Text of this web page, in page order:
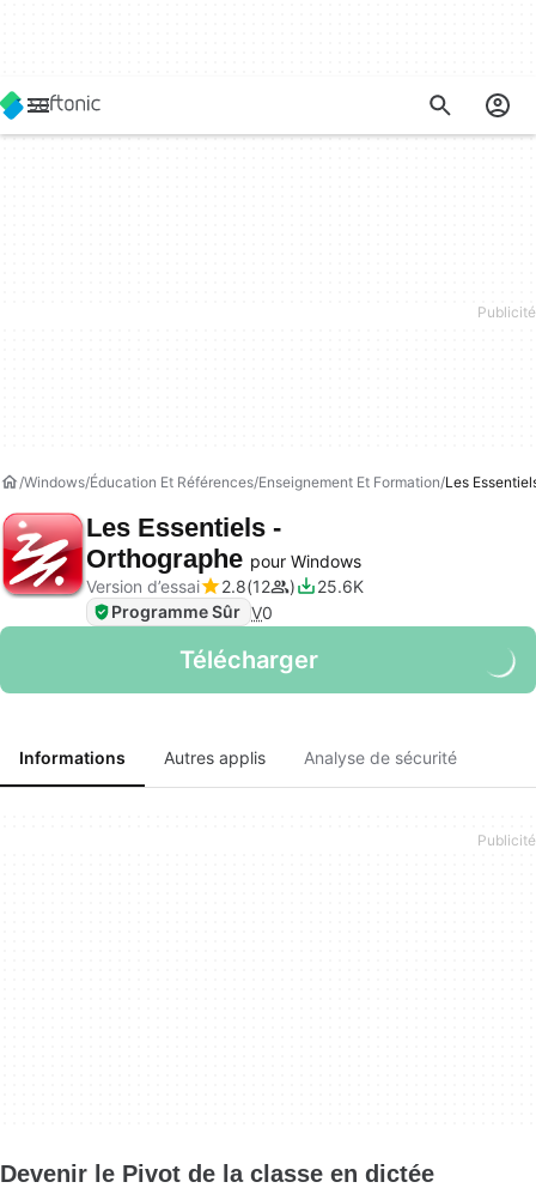
Windows Éducation Et Références Enseignement Et Formation Les
Les Essentiels -
Orthographe pour Windows
Version d’essai
2.8 12
25.6K
Programme Sûr V0
Télécharger
Informations Autres applis Analyse de sécurité
Devenir le Pivot de la classe en dictée